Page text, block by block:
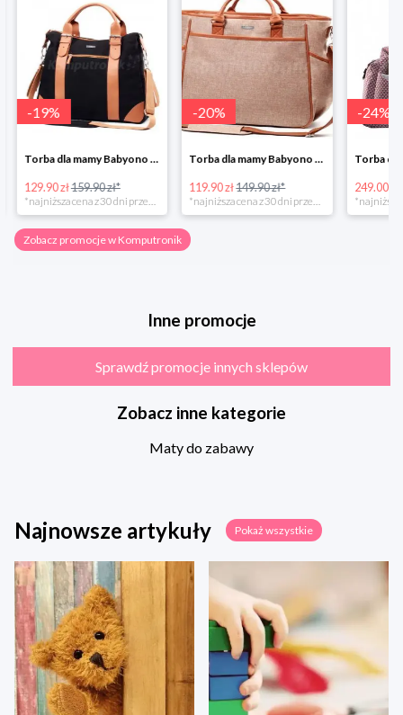
-19%
Torba dla mamy Babyono 1505/01 Comfort Icoinic 5/5
129.90 zł159.90 zł*
*najniższa cena z 30 dni przed obniżką
-20%
Torba dla mamy Babyono 1507/01 Comfort Chic w super cenie
119.90 zł149.90 zł*
*najniższa cena z 30 dni przed obniżką
-24%
249.00 zł
Zobacz promocje w Komputronik
Inne promocje
Sprawdź promocje innych sklepów
Zobacz inne kategorie
Maty do zabawy
Najnowsze artykuły Pokaż wszystkie